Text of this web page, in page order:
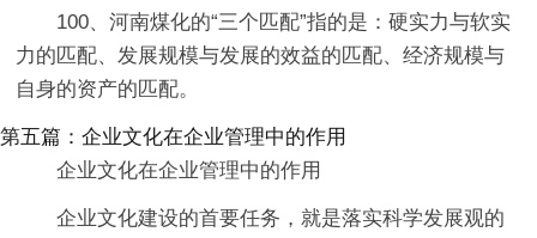
100、河南煤化的“三个匹配”指的是：硬实力与软实
力的匹配、发展规模与发展的效益的匹配、经济规模与
自身的资产的匹配。
第五篇：企业文化在企业管理中的作用
企业文化在企业管理中的作用
企业文化建设的首要任务，就是落实科学发展观的